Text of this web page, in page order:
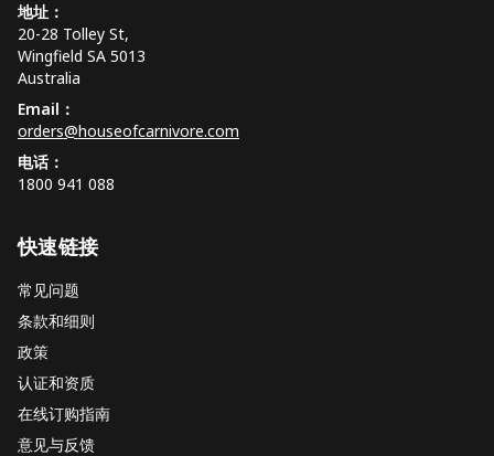
地址：
20-28 Tolley St,
Wingfield SA 5013
Australia
Email：
orders@houseofcarnivore.com
电话：
1800 941 088
快速链接
常见问题
条款和细则
政策
认证和资质
在线订购指南
意见与反馈